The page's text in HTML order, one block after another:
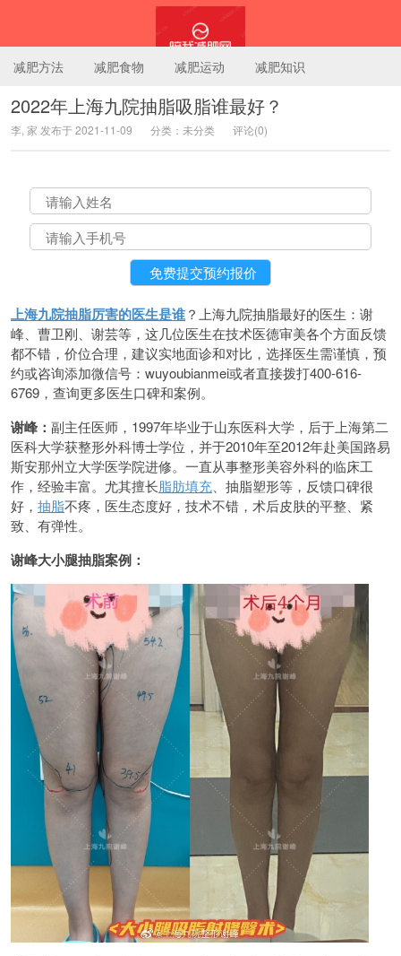
陪我减肥网
减肥方法 减肥食物 减肥运动 减肥知识
2022年上海九院抽脂吸脂谁最好？
李, 家 发布于 2021-11-09 分类：未分类 评论(0)
上海九院抽脂厉害的医生是谁？上海九院抽脂最好的医生：谢
峰、曹卫刚、谢芸等，这几位医生在技术医德审美各个方面反馈
都不错，价位合理，建议实地面诊和对比，选择医生需谨慎，预
约或咨询添加微信号：wuyoubianmei或者直接拨打400-616-
6769，查询更多医生口碑和案例。
谢峰： 副主任医师，1997年毕业于山东医科大学，后于上海第二
医科大学获整形外科博士学位，并于2010年至2012年赴美国路易
斯安那州立大学医学院进修。一直从事整形美容外科的临床工
作，经验丰富。尤其擅长脂肪填充 、抽脂塑形等，反馈口碑很
好， 抽脂不疼，医生态度好，技术不错，术后皮肤的平整、紧
致、有弹性。
谢峰大小腿抽脂案例：